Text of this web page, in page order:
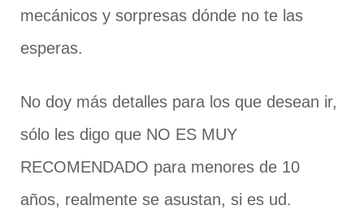
mecánicos y sorpresas dónde no te las
esperas.
No doy más detalles para los que desean ir,
sólo les digo que NO ES MUY
RECOMENDADO para menores de 10
años, realmente se asustan, si es ud.